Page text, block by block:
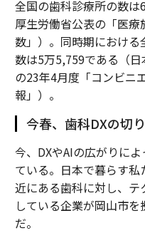
全国の歯科診療所の数
厚生労働省公表の「医
数」）。同時期におけ
数は5万5,759である（
の23年4月度「コンビニ
報」）。
今春、歯科DXの切
今、DXやAIの広がりに
ている。日本で暮らす
近にある歯科に対し、テ
している企業が岡山市
だ。